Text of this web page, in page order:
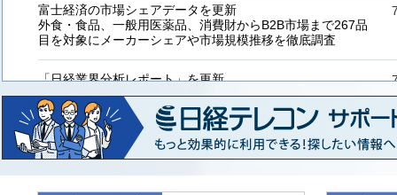
富士経済の市場シェアデータを更新
外食・食品、一般用医薬品、消費財からB2B市場まで267品
目を対象にメーカーシェアや市場規模推移を徹底調査
「日経業界分析レポート」を更新
「工業用プラスチック製品」「システムインテグレーター」
など20業界の内容を刷新
「東洋経済海外進出企業情報」の2026年版、約3万6千社を
収録